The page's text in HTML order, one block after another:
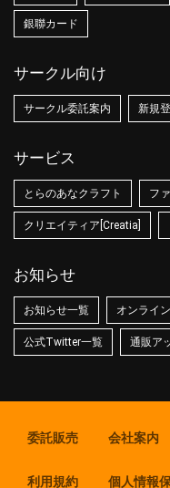
銀聯カード
サークル向け
サークル委託案内 新規
サービス
とらのあなクラフト フ
クリエイティア[Creatia]
お知らせ
お知らせ一覧 オンライ
公式Twitter一覧 通販ア
委託販売 会社案内
利用規約 個人情報